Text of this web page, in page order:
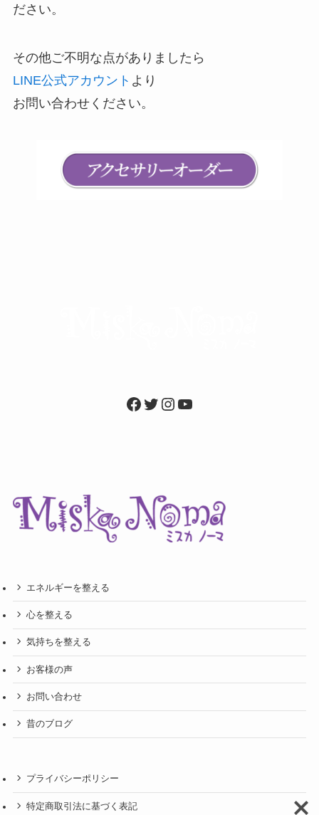
ださい。
その他ご不明な点がありましたら
LINE公式アカウント より
お問い合わせください。
Facebook
Twitter
Instagram
YouTube
エネルギーを整える
心を整える
気持ちを整える
お客様の声
お問い合わせ
昔のブログ
プライバシーポリシー
特定商取引法に基づく表記